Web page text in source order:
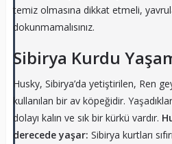
temiz olmasına dikkat etmeli,
dokunmamalısınız.
Sibirya Kurdu
Husky, Sibirya’da yetiştirilen, Ren
kullanılan bir av köpeğidir.
dolayı kalın ve sık bir kürkü vardır.
derecede yaşar: Sibirya kurtları